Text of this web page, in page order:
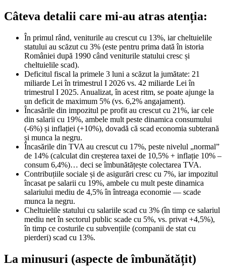
Câteva detalii care mi-au atras atenția:
În primul rând, veniturile au crescut cu 13%, iar cheltuielile
statului au scăzut cu 3% (este pentru prima dată în istoria
României după 1990 când veniturile statului cresc și
cheltuielile scad).
Deficitul fiscal la primele 3 luni a scăzut la jumătate: 21
miliarde Lei în trimestrul I 2026 vs. 42 miliarde Lei în
trimestrul I 2025. Anualizat, în acest ritm, se poate ajunge la
un deficit de maximum 5% (vs. 6,2% angajament).
Încasările din impozitul pe profit au crescut cu 21%, iar cele
din salarii cu 19%, ambele mult peste dinamica consumului
(-6%) și inflației (+10%), dovadă că scad economia subterană
și munca la negru.
Încasările din TVA au crescut cu 17%, peste nivelul „normal”
de 14% (calculat din creșterea taxei de 10,5% + inflație 10% –
consum 6,4%)… deci se îmbunătățește colectarea TVA.
Contribuțiile sociale și de asigurări cresc cu 7%, iar impozitul
încasat pe salarii cu 19%, ambele cu mult peste dinamica
salariului mediu de 4,5% în întreaga economie — scade
munca la negru.
Cheltuielile statului cu salariile scad cu 3% (în timp ce salariul
mediu net în sectorul public scade cu 5%, vs. privat +4,5%),
în timp ce costurile cu subvențiile (companii de stat cu
pierderi) scad cu 13%.
La minusuri (aspecte de îmbunătățit)